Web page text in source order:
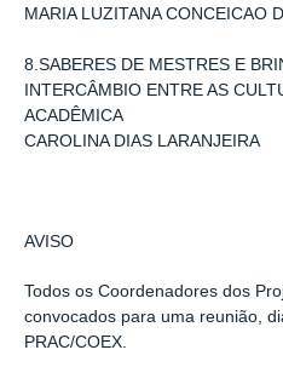
MARIA LUZITANA CONCEICAO
8.SABERES DE MESTRES E
INTERCÂMBIO ENTRE AS
ACADÊMICA
CAROLINA DIAS LARANJEIRA
AVISO
Todos os Coordenadores dos
convocados para uma reunião,
PRAC/COEX.